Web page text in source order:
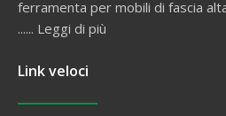
ferramenta per mobili di fascia
...... Leggi di più
Link veloci